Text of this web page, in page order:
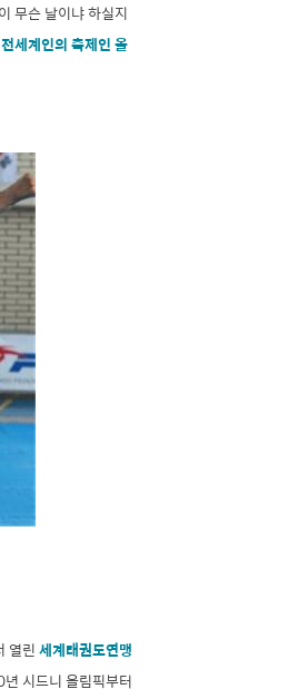
무슨 날이냐 하실지
세계인의 축제인 올
열린세계태권도연맹
시드니 올림픽부터